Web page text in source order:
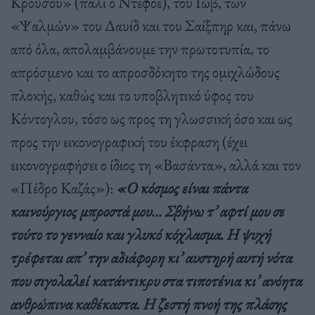
«Ψαλμών» του Δαυίδ και του Σαίξπηρ και, πάνω
από όλα, απολαμβάνουμε την πρωτοτυπία, το
απρόσμενο και το απροσδόκητο της ομιχλώδους
πλοκής, καθώς και το υποβλητικό ύφος του
Κόντογλου, τόσο ως προς τη γλωσσική όσο και ως
προς την εικονογραφική του έκφραση (έχει
εικονογραφήσει ο ίδιος τη «Βασάντα», αλλά και τον
«Πέδρο Καζάς»): «Ο κόσμος είναι πάντα
καινούργιος μπροστά μου… Σβήνω τ’ αφτί μου σε
τούτο το γενναίο και γλυκό κόχλασμα. Η ψυχή
τρέφεται απ’ την αδιάφορη κι’ αυστηρή αυτή νότα
που σιγολαλεί κατάντικρυ στα τιποτένια κι’ ανόητα
ανθρώπινα καθέκαστα. Η ζεστή πνοή της πλάσης